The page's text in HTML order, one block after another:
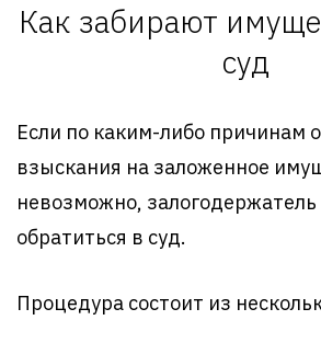
Как забирают
суд
Если по каким-либо причинам
взыскания на заложенное
невозможно,
обратиться в суд.
Процедура состоит из